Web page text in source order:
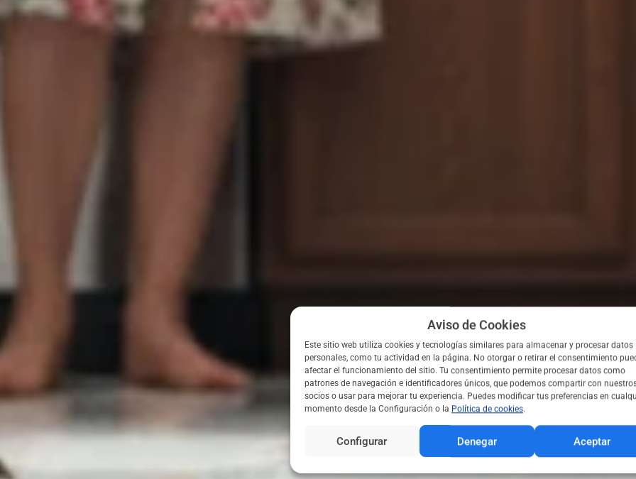
Aviso de Cookies
Este sitio web utiliza cookies y tecnologías similares para almacenar y procesar datos
personales, como tu actividad en la página. No otorgar o retirar el consentimiento
afectar el funcionamiento del sitio. Tu consentimiento permite procesar datos como
patrones de navegación e identificadores únicos, que podemos compartir con
socios o usar para mejorar tu experiencia. Puedes modificar tus preferencias en
momento desde la Configuración o la Política de cookies.
Aceptar
Denegar
Configurar